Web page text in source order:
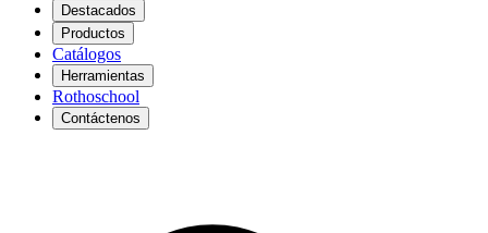
Destacados
Productos
Catálogos
Herramientas
Rothoschool
Contáctenos